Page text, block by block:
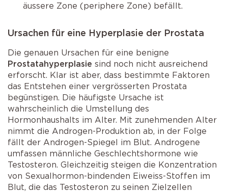
äussere Zone (periphere Zone) befällt.
Ursachen für eine Hyperplasie der Prostata
Die genauen Ursachen für eine benigne
Prostatahyperplasie sind noch nicht ausreichend
erforscht. Klar ist aber, dass bestimmte Faktoren
das Entstehen einer vergrösserten Prostata
begünstigen. Die häufigste Ursache ist
wahrscheinlich die Umstellung des
Hormonhaushalts im Alter. Mit zunehmenden Alter
nimmt die Androgen-Produktion ab, in der Folge
fällt der Androgen-Spiegel im Blut. Androgene
umfassen männliche Geschlechtshormone wie
Testosteron. Gleichzeitig steigen die Konzentration
von Sexualhormon-bindenden Eiweiss-Stoffen im
Blut, die das Testosteron zu seinen Zielzellen